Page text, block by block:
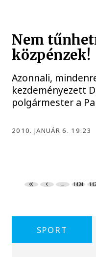
Nem
közpénzek!
Azonnali,
kezdeményezett
polgármester a
2010. JANUÁR 6. 19:23
... 1434
SPORT